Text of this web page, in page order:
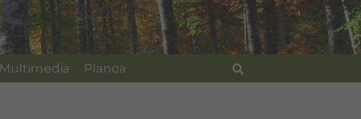
Multimedia Planoa
Bilatu